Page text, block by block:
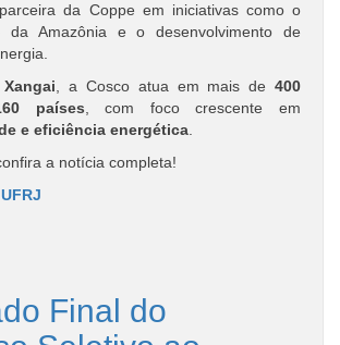
da Coppe em iniciativas como o
da Amazônia e o desenvolvimento de
Xangai, a Cosco atua em mais de400
países, com foco crescente em
e eficiência energética.
a notícia completa!
Final do